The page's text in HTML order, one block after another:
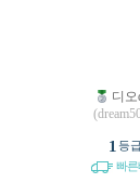
디오
1 등
빠른